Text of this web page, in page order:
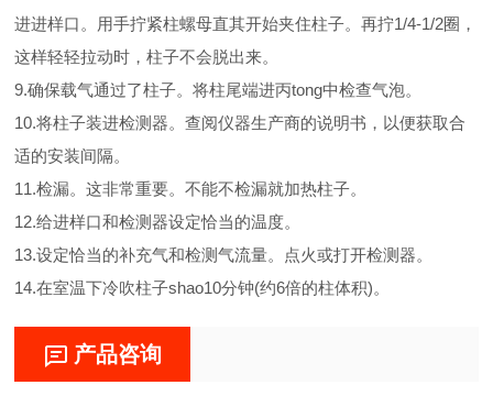
进进样口。用手拧紧柱螺母直其开始夹住柱子。再拧1/4-1/2圈，
这样轻轻拉动时，柱子不会脱出来。
9.确保载气通过了柱子。将柱尾端进丙tong中检查气泡。
10.将柱子装进检测器。查阅仪器生产商的说明书，以便获取合
适的安装间隔。
11.检漏。这非常重要。不能不检漏就加热柱子。
12.给进样口和检测器设定恰当的温度。
13.设定恰当的补充气和检测气流量。点火或打开检测器。
14.在室温下冷吹柱子shao10分钟(约6倍的柱体积)。
产品咨询